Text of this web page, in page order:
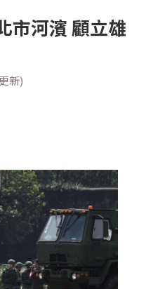
市河濱 顧立雄
新)